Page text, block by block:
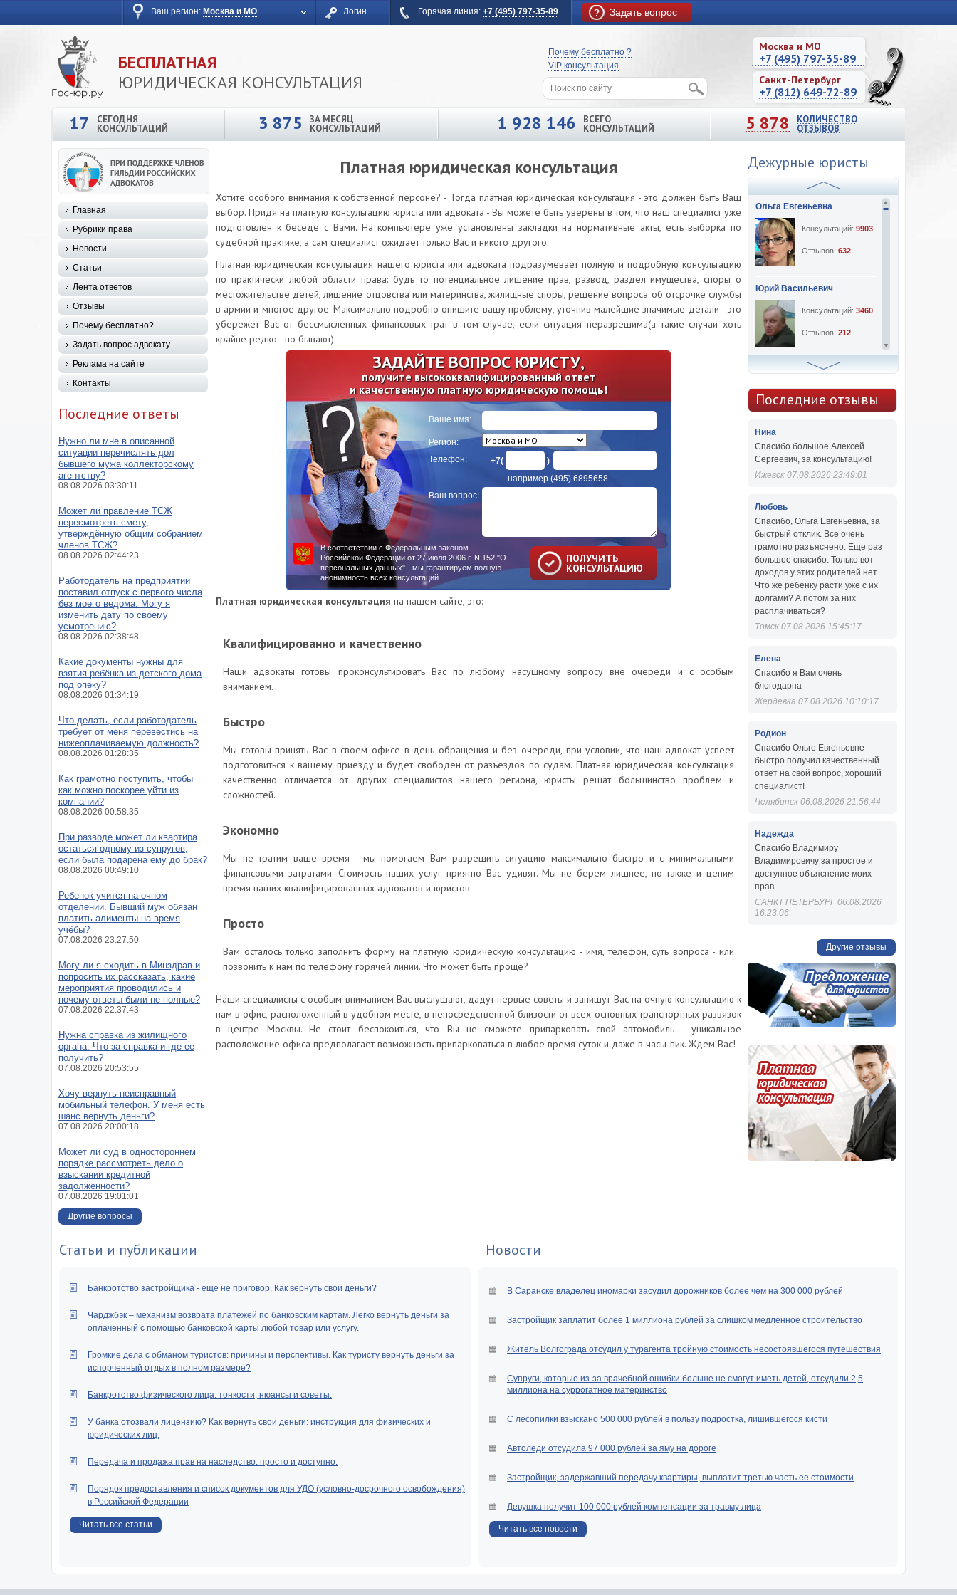
Ваш регион: Москва и МО Логин Горячая линия: +7 (495) 797-35-89 Задать вопрос
БЕСПЛАТНАЯ
ЮРИДИЧЕСКАЯ КОНСУЛЬТАЦИЯ
Москва и МО
+7 (495) 797-35-89
Санкт-Петербург
+7 (812) 649-72-89
Почему бесплатно ?
VIP консультация
17 СЕГОДНЯ
КОНСУЛЬТАЦИЙ 3 875 ЗА МЕСЯЦ
КОНСУЛЬТАЦИЙ 1 928 146 ВСЕГО
КОНСУЛЬТАЦИЙ 5 878 КОЛИЧЕСТВО
ОТЗЫВОВ
Платная юридическая консультация
Хотите особого внимания к собственной персоне? - Тогда платная юридическая консультация - это должен быть Ваш
выбор. Придя на платную консультацию юриста или адвоката - Вы можете быть уверены в том, что наш специалист уже
подготовлен к беседе с Вами. На компьютере уже установлены закладки на нормативные акты, есть выборка по
судебной практике, а сам специалист ожидает только Вас и никого другого.
Платная юридическая консультация нашего юриста или адвоката подразумевает полную и подробную консультацию
по практически любой области права: будь то потенциальное лишение прав, развод, раздел имущества, споры о
местожительстве детей, лишение отцовства или материнства, жилищные споры, решение вопроса об отсрочке службы
в армии и многое другое. Максимально подробно опишите вашу проблему, уточнив малейшие значимые детали - это
убережет Вас от бессмысленных финансовых трат в том случае, если ситуация неразрешима(а такие случаи хоть
крайне редко - но бывают).
ЗАДАЙТЕ ВОПРОС ЮРИСТУ,
получите высококвалифицированный ответ
и качественную платную юридическую помощь!
Ваше имя:
Регион:
Телефон:
+7(
)
например (495) 6895658
Ваш вопрос:
В соответствии с Федеральным законом
Российской Федерации от 27 июля 2006 г. N 152 "О
персональных данных" - мы гарантируем полную
анонимность всех консультаций
ПОЛУЧИТЬ
КОНСУЛЬТАЦИЮ
Платная юридическая консультация на нашем сайте, это:
Квалифицированно и качественно
Наши адвокаты готовы проконсультировать Вас по любому насущному вопросу вне очереди и с особым
вниманием.
Быстро
Мы готовы принять Вас в своем офисе в день обращения и без очереди, при условии, что наш адвокат успеет
подготовиться к вашему приезду и будет свободен от разъездов по судам. Платная юридическая консультация
качественно отличается от других специалистов нашего региона, юристы решат большинство проблем и
сложностей.
Экономно
Мы не тратим ваше время - мы помогаем Вам разрешить ситуацию максимально быстро и с минимальными
финансовыми затратами. Стоимость наших услуг приятно Вас удивят. Мы не берем лишнее, но также и ценим
время наших квалифицированных адвокатов и юристов.
Просто
Вам осталось только заполнить форму на платную юридическую консультацию - имя, телефон, суть вопроса - или
позвонить к нам по телефону горячей линии. Что может быть проще?
Наши специалисты с особым вниманием Вас выслушают, дадут первые советы и запишут Вас на очную консультацию к
нам в офис, расположенный в удобном месте, в непосредственной близости от всех основных транспортных развязок
в центре Москвы. Не стоит беспокоиться, что Вы не сможете припарковать свой автомобиль - уникальное
расположение офиса предполагает возможность припарковаться в любое время суток и даже в часы-пик. Ждем Вас!
Главная
Рубрики права
Новости
Статьи
Лента ответов
Отзывы
Почему бесплатно?
Задать вопрос адвокату
Реклама на сайте
Контакты
Последние ответы
Нужно ли мне в описанной
ситуации перечислять дол
бывшего мужа коллекторскому
агентству?
08.08.2026 03:30:11
Может ли правление ТСЖ
пересмотреть смету,
утверждённую общим собранием
членов ТСЖ?
08.08.2026 02:44:23
Работодатель на предприятии
поставил отпуск с первого числа
без моего ведома. Могу я
изменить дату по своему
усмотрению?
08.08.2026 02:38:48
Какие документы нужны для
взятия ребёнка из детского дома
под опеку?
08.08.2026 01:34:19
Что делать, если работодатель
требует от меня перевестись на
нижеоплачиваемую должность?
08.08.2026 01:28:35
Как грамотно поступить, чтобы
как можно поскорее уйти из
компании?
08.08.2026 00:58:35
При разводе может ли квартира
остаться одному из супругов,
если была подарена ему до брак?
08.08.2026 00:49:10
Ребенок учится на очном
отделении. Бывший муж обязан
платить алименты на время
учёбы?
07.08.2026 23:27:50
Могу ли я сходить в Минздрав и
попросить их рассказать, какие
мероприятия проводились и
почему ответы были не полные?
07.08.2026 22:37:43
Нужна справка из жилищного
органа. Что за справка и где ее
получить?
07.08.2026 20:53:55
Хочу вернуть неисправный
мобильный телефон. У меня есть
шанс вернуть деньги?
07.08.2026 20:00:18
Может ли суд в одностороннем
порядке рассмотреть дело о
взыскании кредитной
задолженности?
07.08.2026 19:01:01
Другие вопросы
Дежурные юристы
Ольга Евгеньевна
Консультаций: 9903
Отзывов: 632
Юрий Васильевич
Консультаций: 3460
Отзывов: 212
Алексей Сергеевич
Отзывов:47
Последние отзывы
Нина
Спасибо большое Алексей
Сергеевич, за консультацию!
Ижевск 07.08.2026 23:49:01
Любовь
Спасибо, Ольга Евгеньевна, за
быстрый отклик. Все очень
грамотно разъяснено. Еще раз
большое спасибо. Только вот
доходов у этих родителей нет.
Что же ребенку расти уже с их
долгами? А потом за них
расплачиваться?
Томск 07.08.2026 15:45:17
Елена
Спасибо я Вам очень
блогодарна
Жердевка 07.08.2026 10:10:17
Родион
Спасибо Ольге Евгеньевне
быстро получил качественный
ответ на свой вопрос, хороший
специалист!
Челябинск 06.08.2026 21:56:44
Надежда
Спасибо Владимиру
Владимировичу за простое и
доступное объяснение моих
прав
САНКТ ПЕТЕРБУРГ 06.08.2026
16:23:06
Другие отзывы
Статьи и публикации
Банкротство застройщика - еще не приговор. Как вернуть свои деньги?
Чарджбэк – механизм возврата платежей по банковским картам. Легко вернуть деньги за
оплаченный с помощью банковской карты любой товар или услугу.
Громкие дела с обманом туристов: причины и перспективы. Как туристу вернуть деньги за
испорченный отдых в полном размере?
Банкротство физического лица: тонкости, нюансы и советы.
У банка отозвали лицензию? Как вернуть свои деньги: инструкция для физических и
юридических лиц.
Передача и продажа прав на наследство: просто и доступно.
Порядок предоставления и список документов для УДО (условно-досрочного освобождения)
в Российской Федерации
Читать все статьи
Новости
В Саранске владелец иномарки засудил дорожников более чем на 300 000 рублей
Застройщик заплатит более 1 миллиона рублей за слишком медленное строительство
Житель Волгограда отсудил у турагента тройную стоимость несостоявшегося путешествия
Супруги, которые из-за врачебной ошибки больше не смогут иметь детей, отсудили 2,5
миллиона на суррогатное материнство
С лесопилки взыскано 500 000 рублей в пользу подростка, лишившегося кисти
Автоледи отсудила 97 000 рублей за яму на дороге
Застройщик, задержавший передачу квартиры, выплатит третью часть ее стоимости
Девушка получит 100 000 рублей компенсации за травму лица
Читать все новости